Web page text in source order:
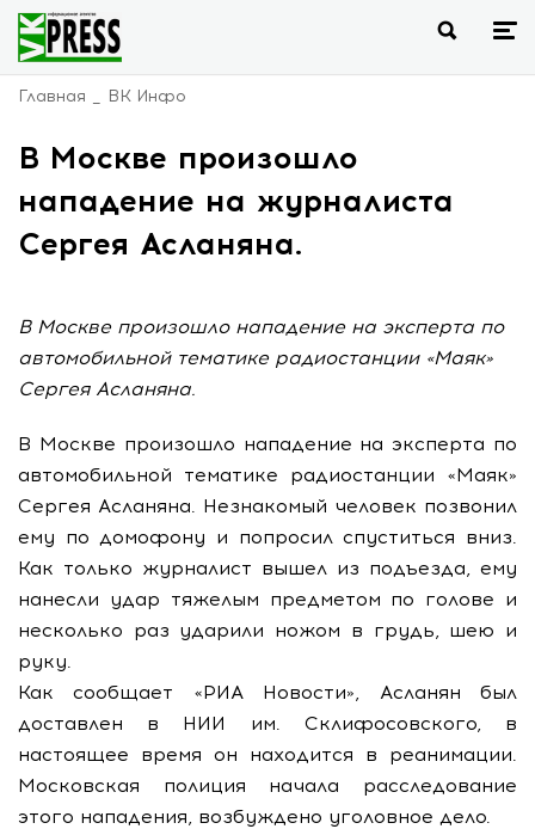
Главная ВК Инфо
В Москве произошло
нападение на журналиста
Сергея Асланяна.
В Москве произошло нападение на эксперта по
автомобильной тематике радиостанции «Маяк»
Сергея Асланяна.
В Москве произошло нападение на эксперта по
автомобильной тематике радиостанции «Маяк»
Сергея Асланяна. Незнакомый человек позвонил
ему по домофону и попросил спуститься вниз.
Как только журналист вышел из подъезда, ему
нанесли удар тяжелым предметом по голове и
несколько раз ударили ножом в грудь, шею и
руку.
Как сообщает «РИА Новости», Асланян был
доставлен в НИИ им. Склифосовского, в
настоящее время он находится в реанимации.
Московская полиция начала расследование
этого нападения, возбуждено уголовное дело.